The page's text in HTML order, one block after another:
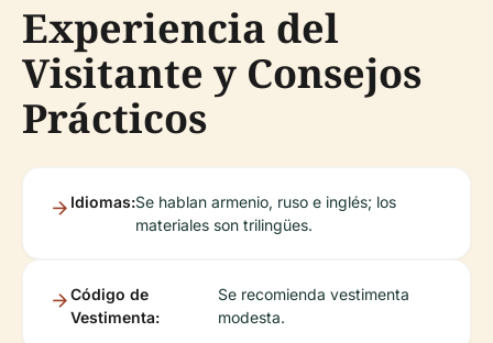
Experiencia del
Visitante y Consejos
Prácticos
Idiomas:Se hablan armenio, ruso e inglés; los
materiales son trilingües.
Código de
Vestimenta:
Se recomienda vestimenta
modesta.